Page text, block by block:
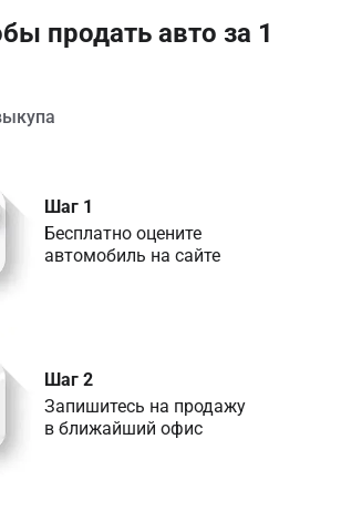
продать авто за 1
Шаг 1
Бесплатно оцените
Шаг 2
Запишитесь на продажу
в ближайший офис